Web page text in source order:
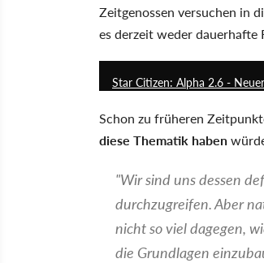
Zeitgenossen versuchen in
es derzeit weder dauerhafte
Star Citizen: Alpha 2.6 -
Schon zu früheren
diese Thematik haben
"Wir sind uns dessen
durchzugreifen. Aber
nicht so viel dagegen,
die Grundlagen